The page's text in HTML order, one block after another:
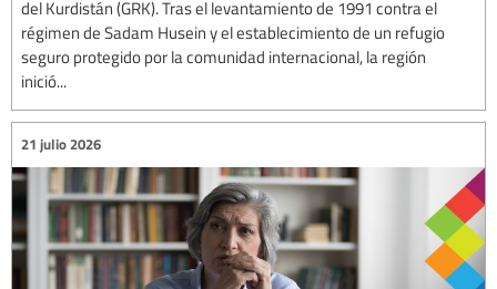
del Kurdistán (GRK). Tras el levantamiento de 1991 contra el
régimen de Sadam Husein y el establecimiento de un refugio
seguro protegido por la comunidad internacional, la región
inició...
21 julio 2026